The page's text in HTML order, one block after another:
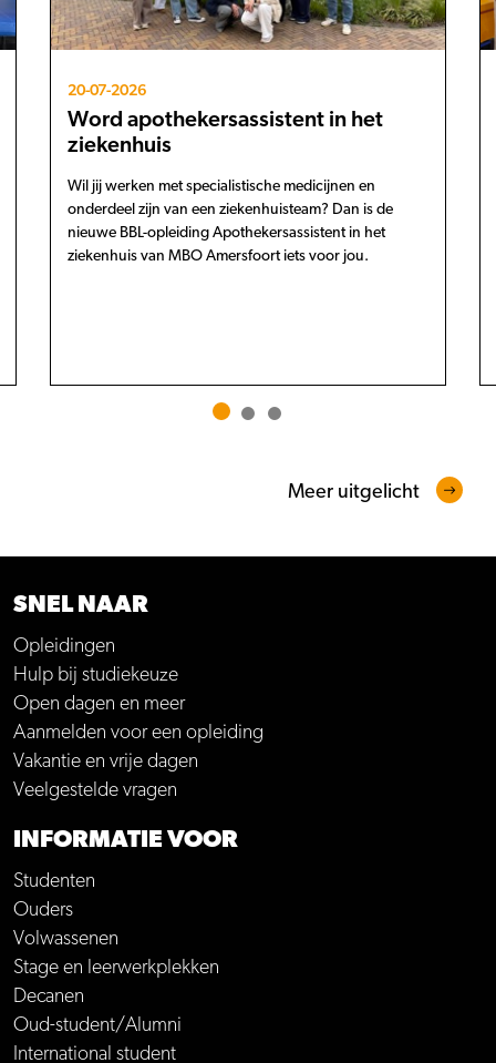
20-07-2026
Word apothekersassistent in het
ziekenhuis
Wil jij werken met specialistische medicijnen en
onderdeel zijn van een ziekenhuisteam? Dan is de
nieuwe BBL-opleiding Apothekersassistent in het
ziekenhuis van MBO Amersfoort iets voor jou.
Meer uitgelicht
SNEL NAAR
Opleidingen
Hulp bij studiekeuze
Open dagen en meer
Aanmelden voor een opleiding
Vakantie en vrije dagen
Veelgestelde vragen
INFORMATIE VOOR
Studenten
Ouders
Volwassenen
Stage en leerwerkplekken
Decanen
Oud-student/Alumni
International student